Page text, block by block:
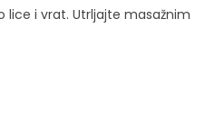
lice i vrat. Utrljajte masažnim